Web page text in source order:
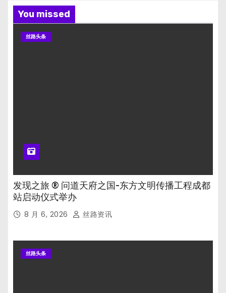
You missed
丝路头条
发现之旅 ® 问道天府之国-东方文明传播工程成都
站启动仪式举办
8 月 6, 2026 丝路资讯
丝路头条